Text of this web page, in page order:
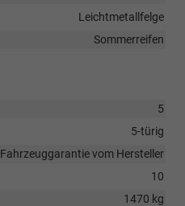
Leichtmetallfelge
Sommerreifen
5
5-türig
Fahrzeuggarantie vom Hersteller
10
1470 kg